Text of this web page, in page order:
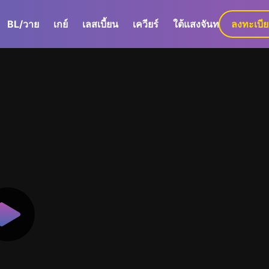
BL/วาย เกย์ เลสเบี้ยน เควียร์ ใต้แสงจันทร์ GaLa+
ลงทะเบี